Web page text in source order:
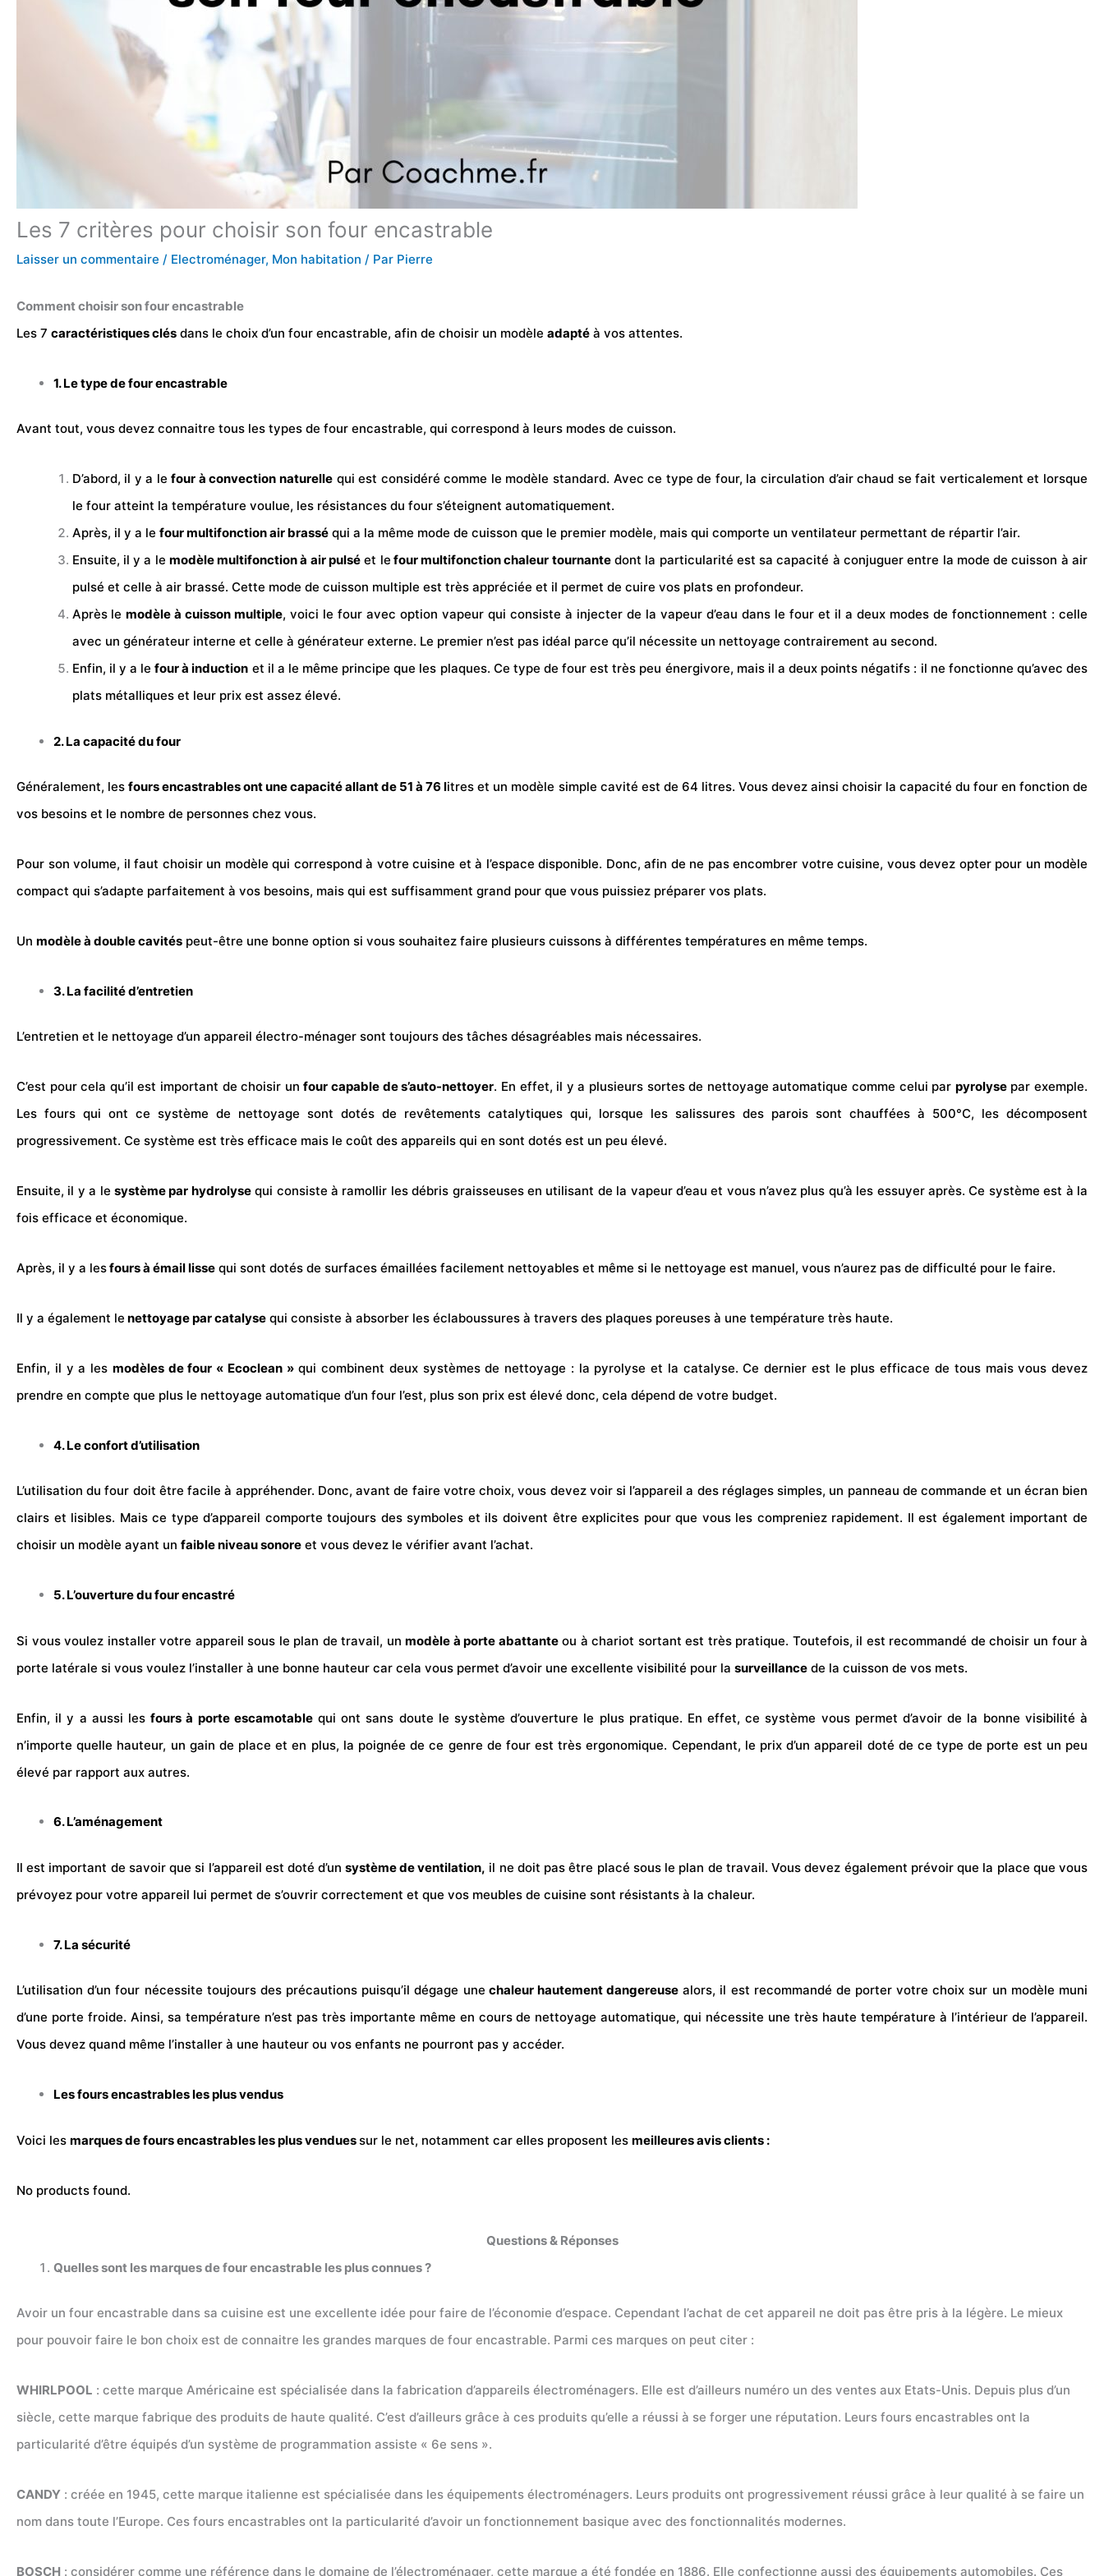
Les 7 critères pour choisir son four encastrable
Laisser un commentaire / Electroménager, Mon habitation / Par Pierre
Comment choisir son four encastrable
Les 7 caractéristiques clés dans le choix d’un four encastrable, afin de choisir un modèle adapté à vos attentes.
1. Le type de four encastrable
Avant tout, vous devez connaitre tous les types de four encastrable, qui correspond à leurs modes de cuisson.
D’abord, il y a lefour à convection naturelle qui est considéré comme le modèle standard. Avec ce type de four, la circulation d’air chaud se fait verticalement et lorsque
le four atteint la température voulue, les résistances du four s’éteignent automatiquement.
Après, il y a le four multifonction air brasséqui a la même mode de cuisson que le premier modèle, mais qui comporte un ventilateur permettant de répartir l’air.
Ensuite, il y a le modèle multifonction à air pulsé et le four multifonction chaleur tournantedont la particularité est sa capacité à conjuguer entre la mode de cuisson à air
pulsé et celle à air brassé. Cette mode de cuisson multiple est très appréciée et il permet de cuire vos plats en profondeur.
Après lemodèle à cuisson multiple, voici le four avec option vapeur qui consiste à injecter de la vapeur d’eau dans le four et il a deux modes de fonctionnement : celle
avec un générateur interne et celle à générateur externe. Le premier n’est pas idéal parce qu’il nécessite un nettoyage contrairement au second.
Enfin, il y a lefourà induction et il a le même principe que les plaques. Ce type de four est très peu énergivore, mais il a deux points négatifs : il ne fonctionne qu’avec des
plats métalliques et leur prix est assez élevé.
2. La capacité du four
Généralement, lesfoursencastrables ont une capacité allant de 51 à 76 litres et un modèle simple cavité est de 64 litres. Vous devez ainsi choisir la capacité du four en fonction de
vos besoins et le nombre de personnes chez vous.
Pour son volume, il faut choisir un modèle qui correspond à votre cuisine et à l’espace disponible. Donc, afin de ne pas encombrer votre cuisine, vous devez opter pour un modèle
compact qui s’adapte parfaitement à vos besoins, mais qui est suffisamment grand pour que vous puissiez préparer vos plats.
Un modèle à double cavités peut-être une bonne option si vous souhaitez faire plusieurs cuissons à différentes températures en même temps.
3. La facilité d’entretien
L’entretien et le nettoyage d’un appareil électro-ménager sont toujours des tâches désagréables mais nécessaires.
C’est pour cela qu’il est important de choisir unfour capable de s’auto-nettoyer. En effet, il y a plusieurs sortes de nettoyage automatique comme celui par pyrolysepar exemple.
Les fours qui ont ce système de nettoyage sont dotés de revêtements catalytiques qui, lorsque les salissures des parois sont chauffées à 500°C, les décomposent
progressivement. Ce système est très efficace mais le coût des appareils qui en sont dotés est un peu élevé.
Ensuite, il y a le système par hydrolysequi consiste à ramollir les débris graisseuses en utilisant de la vapeur d’eau et vous n’avez plus qu’à les essuyer après. Ce système est à la
fois efficace et économique.
Après, il y a lesfours à émail lisse qui sont dotés de surfaces émaillées facilement nettoyables et même si le nettoyage est manuel, vous n’aurez pas de difficulté pour le faire.
Il y a également le nettoyage par catalyse qui consiste à absorber les éclaboussures à travers des plaques poreuses à une température très haute.
Enfin, il y a les modèles de four « Ecoclean »qui combinent deux systèmes de nettoyage : la pyrolyse et la catalyse. Ce dernier est le plus efficace de tous mais vous devez
prendre en compte que plus le nettoyage automatique d’un four l’est, plus son prix est élevé donc, cela dépend de votre budget.
4. Le confort d’utilisation
L’utilisation du four doit être facile à appréhender. Donc, avant de faire votre choix, vous devez voir si l’appareil a des réglages simples, un panneau de commande et un écran bien
clairs et lisibles. Mais ce type d’appareil comporte toujours des symboles et ils doivent être explicites pour que vous les compreniez rapidement. Il est également important de
choisir un modèle ayant un faible niveau sonore et vous devez le vérifier avant l’achat.
5. L’ouverture du four encastré
Si vous voulez installer votre appareil sous le plan de travail, unmodèle à porte abattanteou à chariot sortant est très pratique. Toutefois, il est recommandé de choisir un four à
porte latérale si vous voulez l’installer à une bonne hauteur car cela vous permet d’avoir une excellente visibilité pour la surveillance de la cuisson de vos mets.
Enfin, il y a aussi lesfours à porte escamotablequi ont sans doute le système d’ouverture le plus pratique. En effet, ce système vous permet d’avoir de la bonne visibilité à
n’importe quelle hauteur, un gain de place et en plus, la poignée de ce genre de four est très ergonomique. Cependant, le prix d’un appareil doté de ce type de porte est un peu
élevé par rapport aux autres.
6. L’aménagement
Il est important de savoir que si l’appareil est doté d’un système de ventilation, il ne doit pas être placé sous le plan de travail. Vous devez également prévoir que la place que vous
prévoyez pour votre appareil lui permet de s’ouvrir correctement et que vos meubles de cuisine sont résistants à la chaleur.
7. La sécurité
L’utilisation d’un four nécessite toujours des précautions puisqu’il dégage une chaleur hautement dangereuse alors, il est recommandé de porter votre choix sur un modèle muni
d’une porte froide. Ainsi, sa température n’est pas très importante même en cours de nettoyage automatique, qui nécessite une très haute température à l’intérieur de l’appareil.
Vous devez quand même l’installer à une hauteur ou vos enfants ne pourront pas y accéder.
Les fours encastrables les plus vendus
Voici les marques de fours encastrables les plus vendues sur le net, notamment car elles proposent les meilleures avis clients :
No products found.
Questions & Réponses
Quelles sont les marques de four encastrable les plus connues ?
Avoir un four encastrable dans sa cuisine est une excellente idée pour faire de l’économie d’espace. Cependant l’achat de cet appareil ne doit pas être pris à la légère. Le mieux
pour pouvoir faire le bon choix est de connaitre les grandes marques de four encastrable. Parmi ces marques on peut citer :
WHIRLPOOL : cette marque Américaine est spécialisée dans la fabrication d’appareils électroménagers. Elle est d’ailleurs numéro un des ventes aux Etats-Unis. Depuis plus d’un
siècle, cette marque fabrique des produits de haute qualité. C’est d’ailleurs grâce à ces produits qu’elle a réussi à se forger une réputation. Leurs fours encastrables ont la
particularité d’être équipés d’un système de programmation assiste « 6e sens ».
CANDY : créée en 1945, cette marque italienne est spécialisée dans les équipements électroménagers. Leurs produits ont progressivement réussi grâce à leur qualité à se faire un
nom dans toute l’Europe. Ces fours encastrables ont la particularité d’avoir un fonctionnement basique avec des fonctionnalités modernes.
BOSCH : considérer comme une référence dans le domaine de l’électroménager, cette marque a été fondée en 1886. Elle confectionne aussi des équipements automobiles. Ces